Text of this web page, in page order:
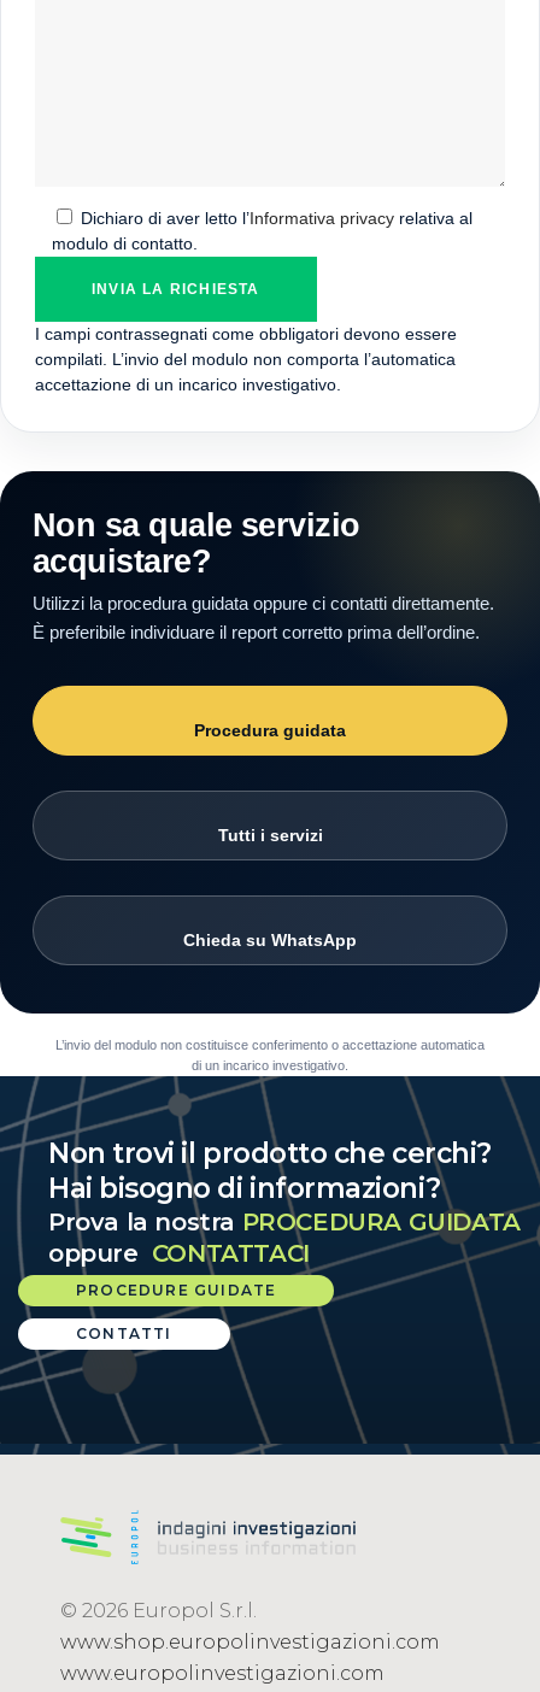
Dichiaro di aver letto l’Informativa privacy relativa al
modulo di contatto.
I campi contrassegnati come obbligatori devono essere
compilati. L’invio del modulo non comporta l’automatica
accettazione di un incarico investigativo.
Non sa quale servizio
acquistare?
Utilizzi la procedura guidata oppure ci contatti direttamente.
È preferibile individuare il report corretto prima dell’ordine.
Procedura guidata
Tutti i servizi
Chieda su WhatsApp
L’invio del modulo non costituisce conferimento o accettazione automatica
di un incarico investigativo.
Non trovi il prodotto che cerchi?
Hai bisogno di informazioni?
Prova la nostra PROCEDURA GUIDATA
oppure CONTATTACI
PROCEDURE GUIDATE
CONTATTI
© 2026 Europol S.r.l.
www.shop.europolinvestigazioni.com
www.europolinvestigazioni.com